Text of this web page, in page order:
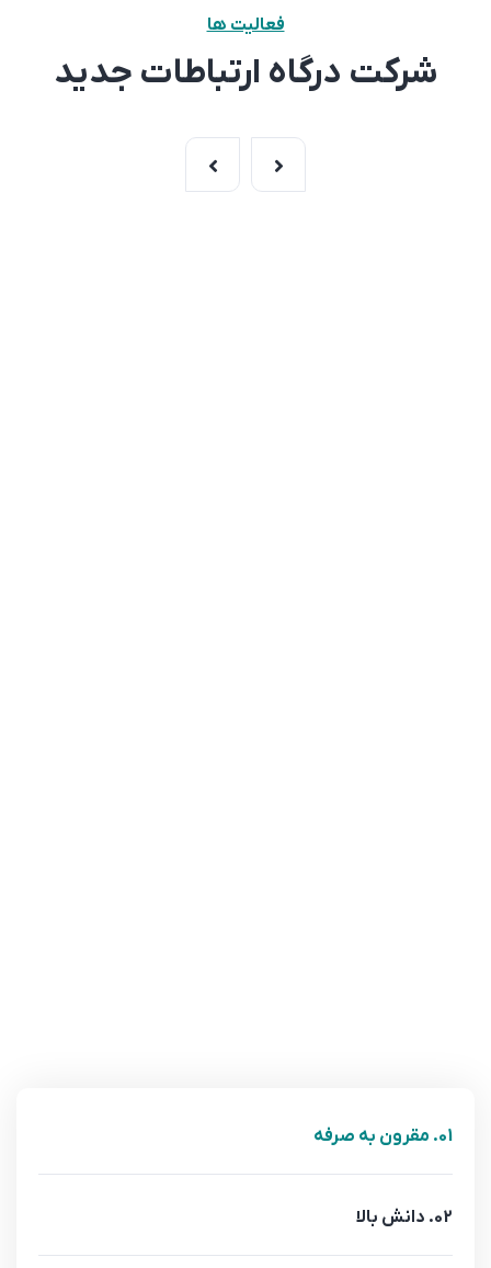
فعالیت ها
شرکت درگاه ارتباطات جدید
01. مقرون به صرفه
02. دانش بالا